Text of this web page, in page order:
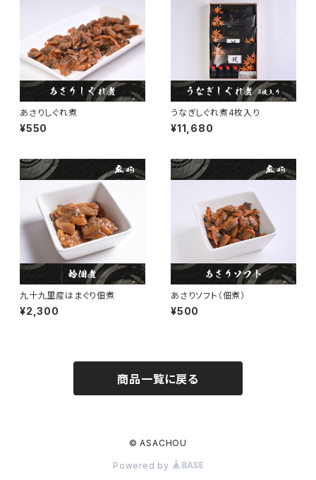
あさりしぐれ煮
¥550
うなぎしぐれ煮4枚入り
¥11,680
九十九里産はまぐり佃煮
¥2,300
あさりソフト（佃煮）
¥500
商品一覧に戻る
© ASACHOU
Powered by